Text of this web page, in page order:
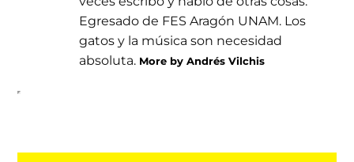
Egresado de FES Aragón UNAM. Los
gatos y la música son necesidad
absoluta. More by Andrés Vilchis